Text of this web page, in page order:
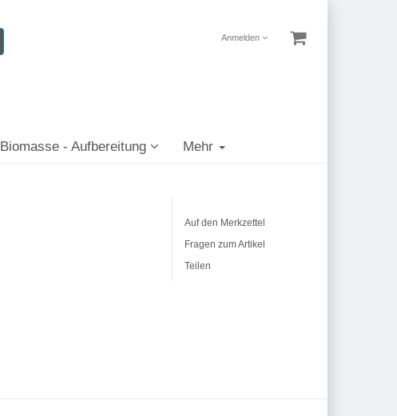
Anmelden
Biomasse - Aufbereitung Mehr
Auf den Merkzettel
Fragen zum Artikel
Teilen